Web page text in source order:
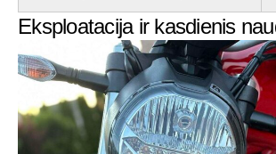
Eksploatacija ir kasdienis